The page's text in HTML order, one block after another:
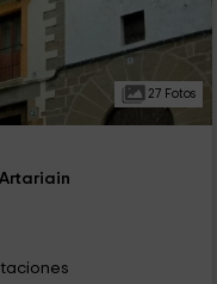
27 Fotos